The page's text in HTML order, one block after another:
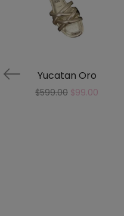
Yucatan Oro
$599.00 $99.00